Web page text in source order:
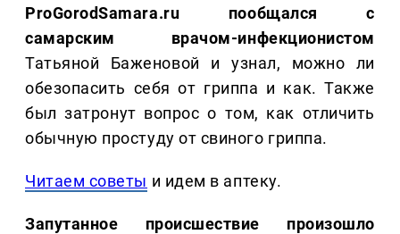
ProGorodSamara.ru пообщался с
самарским врачом-инфекционистом
Татьяной Баженовой и узнал, можно ли
обезопасить себя от гриппа и как. Также
был затронут вопрос о том, как отличить
обычную простуду от свиного гриппа.
Читаем советы и идем в аптеку.
Запутанное происшествие произошло